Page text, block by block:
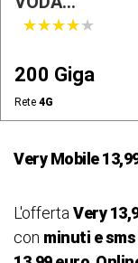
★★★★★
★★★★★
200 Giga
Rete 4G
Very Mobile
L'offertaVery
con minuti e